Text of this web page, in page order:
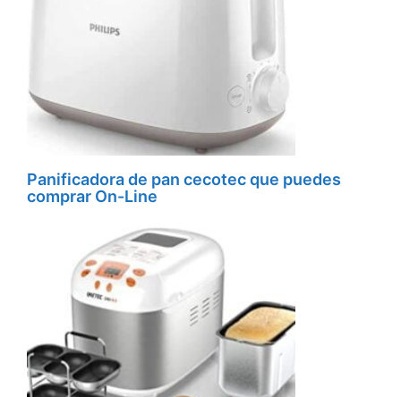
Panificadora de pan cecotec que puedes
comprar On-Line